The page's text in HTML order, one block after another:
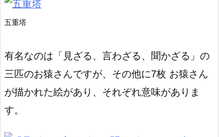
五重塔
有名なのは「見ざる、言わざる、聞かざる」の
三匹のお猿さんですが、その他に7枚 お猿さん
が描かれた絵があり、それぞれ意味がありま
す。